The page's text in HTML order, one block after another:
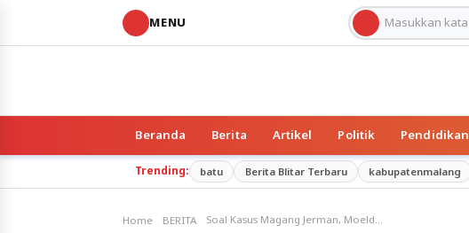
MENU
Beranda Berita Artikel Politik Pendidikan
Trending: batu Berita Blitar Terbaru kabupatenmalang
Home BERITA